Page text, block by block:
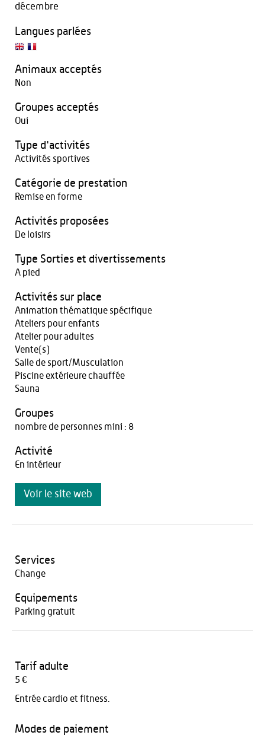
décembre
Langues parlées
Animaux acceptés
Non
Groupes acceptés
Oui
Type d'activités
Activités sportives
Catégorie de prestation
Remise en forme
Activités proposées
De loisirs
Type Sorties et divertissements
A pied
Activités sur place
Animation thématique spécifique
Ateliers pour enfants
Atelier pour adultes
Vente(s)
Salle de sport/Musculation
Piscine extérieure chauffée
Sauna
Groupes
nombre de personnes mini : 8
Activité
En intérieur
Voir le site web
Services
Change
Equipements
Parking gratuit
Tarif adulte
5 €
Entrée cardio et fitness.
Modes de paiement